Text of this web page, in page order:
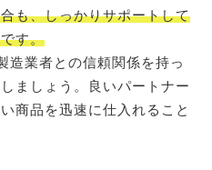
も、しっかりサポートして
す。
造業者との信頼関係を持っ
ましょう。良いパートナー
商品を迅速に仕入れること